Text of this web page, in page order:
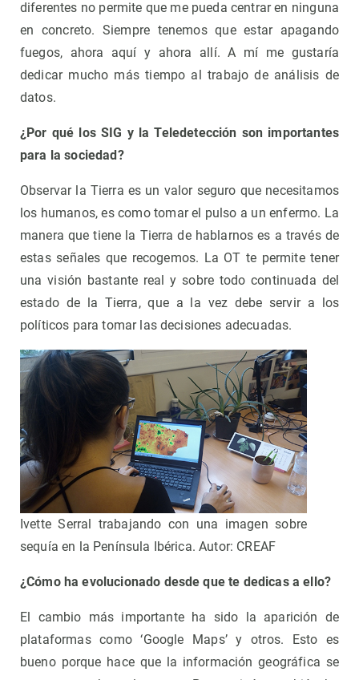
diferentes no permite que me pueda centrar en ninguna
en concreto. Siempre tenemos que estar apagando
fuegos, ahora aquí y ahora allí. A mí me gustaría
dedicar mucho más tiempo al trabajo de análisis de
datos.
¿Por qué los SIG y la Teledetección son importantes
para la sociedad?
Observar la Tierra es un valor seguro que necesitamos
los humanos, es como tomar el pulso a un enfermo. La
manera que tiene la Tierra de hablarnos es a través de
estas señales que recogemos. La OT te permite tener
una visión bastante real y sobre todo continuada del
estado de la Tierra, que a la vez debe servir a los
políticos para tomar las decisiones adecuadas.
Ivette Serral trabajando con una imagen sobre
sequía en la Península Ibérica. Autor: CREAF
¿Cómo ha evolucionado desde que te dedicas a ello?
El cambio más importante ha sido la aparición de
plataformas como ‘Google Maps’ y otros. Esto es
bueno porque hace que la información geográfica se